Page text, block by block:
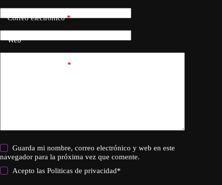
Correo electrónico*
Web
*
Guarda mi nombre, correo electrónico y web en este
navegador para la próxima vez que comente.
Acepto lasPoliticas de privacidad*